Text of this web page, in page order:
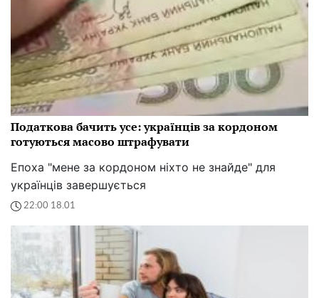
Податкова бачить усе: українців за кордоном
готуються масово штрафувати
Епоха "мене за кордоном ніхто не знайде" для
українців завершується
22:00 18.01